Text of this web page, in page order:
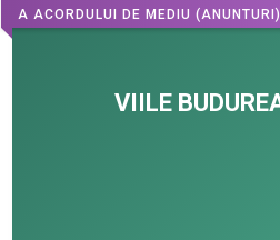
A ACORDULUI DE MEDIU (ANUNTURI)